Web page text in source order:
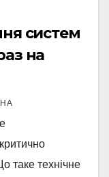
систем
на
таке технічне